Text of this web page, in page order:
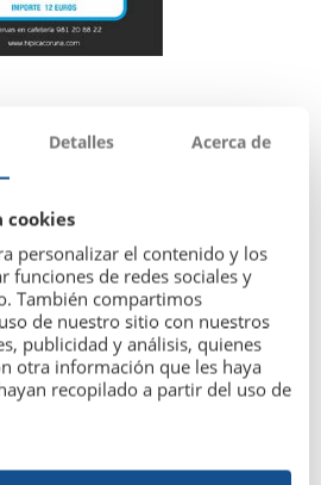
Reyes Magos
Detalles Acerca de
cookies
personalizar el contenido y los
funciones de redes sociales y
También compartimos
de nuestro sitio con nuestros
publicidad y análisis, quienes
otra información que les haya
recopilado a partir del uso de